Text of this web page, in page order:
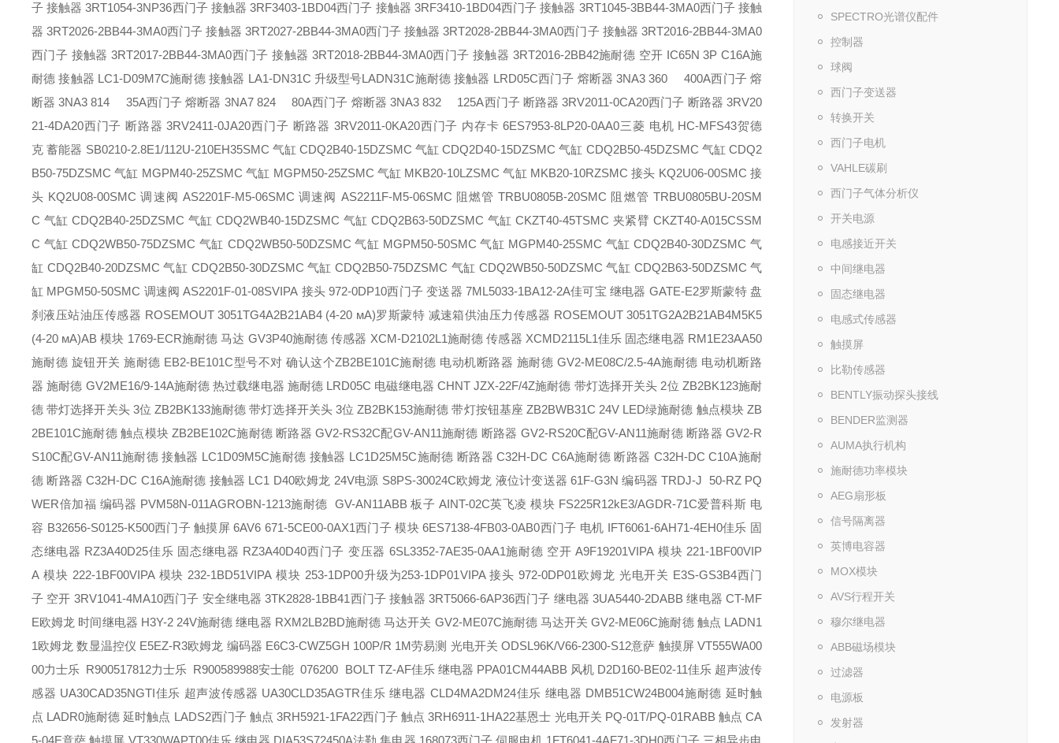
SPECTRO光谱仪配件
控制器
球阀
西门子变送器
转换开关
西门子电机
VAHLE碳刷
西门子气体分析仪
开关电源
电感接近开关
中间继电器
固态继电器
电感式传感器
触摸屏
比勒传感器
BENTLY振动探头接线
BENDER监测器
AUMA执行机构
施耐德功率模块
AEG扇形板
信号隔离器
英博电容器
MOX模块
AVS行程开关
穆尔继电器
ABB磁场模块
过滤器
电源板
发射器
子 接触器 3RT1054-3NP36西门子 接触器 3RF3403-1BD04西门子 接触器 3RF3410-1BD04西门子 接触器 3RT1045-3BB44-3MA0西门子 接触
器 3RT2026-2BB44-3MA0西门子 接触器 3RT2027-2BB44-3MA0西门子 接触器 3RT2028-2BB44-3MA0西门子 接触器 3RT2016-2BB44-3MA0
西门子 接触器 3RT2017-2BB44-3MA0西门子 接触器 3RT2018-2BB44-3MA0西门子 接触器 3RT2016-2BB42施耐德 空开 IC65N 3P C16A施
耐德 接触器 LC1-D09M7C施耐德 接触器 LA1-DN31C 升级型号LADN31C施耐德 接触器 LRD05C西门子 熔断器 3NA3 360 400A西门子 熔
断器 3NA3 814 35A西门子 熔断器 3NA7 824 80A西门子 熔断器 3NA3 832 125A西门子 断路器 3RV2011-0CA20西门子 断路器 3RV20
21-4DA20西门子 断路器 3RV2411-0JA20西门子 断路器 3RV2011-0KA20西门子 内存卡 6ES7953-8LP20-0AA0三菱 电机 HC-MFS43贺德
克 蓄能器 SB0210-2.8E1/112U-210EH35SMC 气缸 CDQ2B40-15DZSMC 气缸 CDQ2D40-15DZSMC 气缸 CDQ2B50-45DZSMC 气缸 CDQ2
B50-75DZSMC 气缸 MGPM40-25ZSMC 气缸 MGPM50-25ZSMC 气缸 MKB20-10LZSMC 气缸 MKB20-10RZSMC 接头 KQ2U06-00SMC 接
头 KQ2U08-00SMC 调速阀 AS2201F-M5-06SMC 调速阀 AS2211F-M5-06SMC 阻燃管 TRBU0805B-20SMC 阻燃管 TRBU0805BU-20SM
C 气缸 CDQ2B40-25DZSMC 气缸 CDQ2WB40-15DZSMC 气缸 CDQ2B63-50DZSMC 气缸 CKZT40-45TSMC 夹紧臂 CKZT40-A015CSSM
C 气缸 CDQ2WB50-75DZSMC 气缸 CDQ2WB50-50DZSMC 气缸 MGPM50-50SMC 气缸 MGPM40-25SMC 气缸 CDQ2B40-30DZSMC 气
缸 CDQ2B40-20DZSMC 气缸 CDQ2B50-30DZSMC 气缸 CDQ2B50-75DZSMC 气缸 CDQ2WB50-50DZSMC 气缸 CDQ2B63-50DZSMC 气
缸 MPGM50-50SMC 调速阀 AS2201F-01-08SVIPA 接头 972-0DP10西门子 变送器 7ML5033-1BA12-2A佳可宝 继电器 GATE-E2罗斯蒙特 盘
刹液压站油压传感器 ROSEMOUT 3051TG4A2B21AB4 (4-20 мА)罗斯蒙特 减速箱供油压力传感器 ROSEMOUT 3051TG2A2B21AB4M5K5
(4-20 мА)AB 模块 1769-ECR施耐德 马达 GV3P40施耐德 传感器 XCM-D2102L1施耐德 传感器 XCMD2115L1佳乐 固态继电器 RM1E23AA50
施耐德 旋钮开关 施耐德 EB2-BE101C型号不对 确认这个ZB2BE101C施耐德 电动机断路器 施耐德 GV2-ME08C/2.5-4A施耐德 电动机断路
器 施耐德 GV2ME16/9-14A施耐德 热过载继电器 施耐德 LRD05C 电磁继电器 CHNT JZX-22F/4Z施耐德 带灯选择开关头 2位 ZB2BK123施耐
德 带灯选择开关头 3位 ZB2BK133施耐德 带灯选择开关头 3位 ZB2BK153施耐德 带灯按钮基座 ZB2BWB31C 24V LED绿施耐德 触点模块 ZB
2BE101C施耐德 触点模块 ZB2BE102C施耐德 断路器 GV2-RS32C配GV-AN11施耐德 断路器 GV2-RS20C配GV-AN11施耐德 断路器 GV2-R
S10C配GV-AN11施耐德 接触器 LC1D09M5C施耐德 接触器 LC1D25M5C施耐德 断路器 C32H-DC C6A施耐德 断路器 C32H-DC C10A施耐
德 断路器 C32H-DC C16A施耐德 接触器 LC1 D40欧姆龙 24V电源 S8PS-30024C欧姆龙 液位计变送器 61F-G3N 编码器 TRDJ-J 50-RZ PQ
WER倍加福 编码器 PVM58N-011AGROBN-1213施耐德 GV-AN11ABB 板子 AINT-02C英飞凌 模块 FS225R12kE3/AGDR-71C爱普科斯 电
容 B32656-S0125-K500西门子 触摸屏 6AV6 671-5CE00-0AX1西门子 模块 6ES7138-4FB03-0AB0西门子 电机 IFT6061-6AH71-4EH0佳乐 固
态继电器 RZ3A40D25佳乐 固态继电器 RZ3A40D40西门子 变压器 6SL3352-7AE35-0AA1施耐德 空开 A9F19201VIPA 模块 221-1BF00VIP
A 模块 222-1BF00VIPA 模块 232-1BD51VIPA 模块 253-1DP00升级为253-1DP01VIPA 接头 972-0DP01 欧姆龙 光电开关 E3S-GS3B4西门
子 空开 3RV1041-4MA10西门子 安全继电器 3TK2828-1BB41西门子 接触器 3RT5066-6AP36西门子 继电器 3UA5440-2DABB 继电器 CT-MF
E欧姆龙 时间继电器 H3Y-2 24V施耐德 继电器 RXM2LB2BD施耐德 马达开关 GV2-ME07C施耐德 马达开关 GV2-ME06C施耐德 触点 LADN1
1欧姆龙 数显温控仪 E5EZ-R3欧姆龙 编码器 E6C3-CWZ5GH 100P/R 1M劳易测 光电开关 ODSL96K/V66-2300-S12意萨 触摸屏 VT555WA00
00力士乐 R900517812力士乐 R900589988安士能 076200 BOLT TZ-AF佳乐 继电器 PPA01CM44ABB 风机 D2D160-BE02-11佳乐 超声波传
感器 UA30CAD35NGTI佳乐 超声波传感器 UA30CLD35AGTR佳乐 继电器 CLD4MA2DM24佳乐 继电器 DMB51CW24B004施耐德 延时触
点 LADR0施耐德 延时触点 LADS2西门子 触点 3RH5921-1FA22西门子 触点 3RH6911-1HA22基恩士 光电开关 PQ-01T/PQ-01RABB 触点 CA
5-04E意萨 触摸屏 VT330WAPT00佳乐 继电器 DIA53S72450A法勒 集电器 168073西门子 伺服电机 1FT6041-4AF71-3DH0西门子 三相异步电